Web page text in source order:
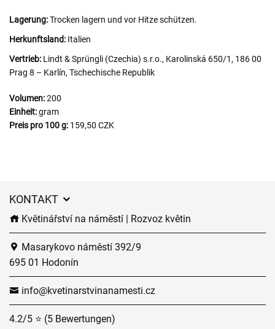
Lagerung:Trocken lagern und vor Hitze schützen.
Herkunftsland: Italien
Vertrieb: Lindt & Sprüngli (Czechia) s.r.o., Karolinská 650/1, 186 00
Prag 8 – Karlín, Tschechische Republik
Volumen:200
Einheit:gram
Preis pro 100 g: 159,50 CZK
KONTAKT
Květinářství na náměstí | Rozvoz květin
Masarykovo náměstí 392/9
695 01 Hodonín
info@kvetinarstvinanamesti.cz
4.2/5 ⭐ (5 Bewertungen)